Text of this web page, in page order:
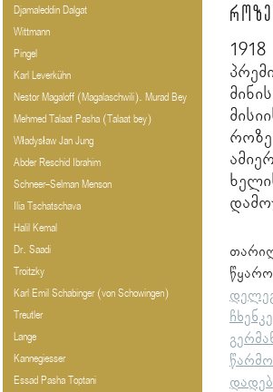
Djamaleddin Dalgat
Wittmann
Pingel
Karl Leverkühn
Nestor Magaloff (Magalaschwili). Murad Bey
Mehmed Talaat Pasha (Talaat bey)
Władysław Jan Jung
Abder Reschid Ibrahim
Schneer-Selman Menson
Ilia Tschatschava
Halil Kemal
Dr. Saadi
Troitzky
Karl Emil Schabinger (von Schowingen)
Treutler
Lange
Kannegiesser
Essad Pasha Toptani